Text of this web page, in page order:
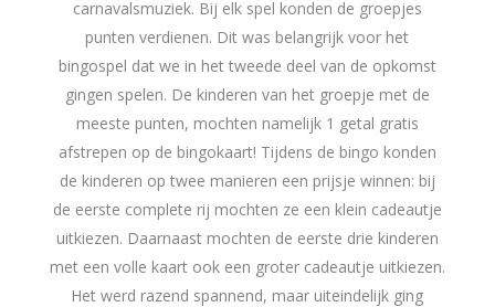
carnavalsmuziek. Bij elk spel konden de groepjes
punten verdienen. Dit was belangrijk voor het
bingospel dat we in het tweede deel van de opkomst
gingen spelen. De kinderen van het groepje met de
meeste punten, mochten namelijk 1 getal gratis
afstrepen op de bingokaart! Tijdens de bingo konden
de kinderen op twee manieren een prijsje winnen: bij
de eerste complete rij mochten ze een klein cadeautje
uitkiezen. Daarnaast mochten de eerste drie kinderen
met een volle kaart ook een groter cadeautje uitkiezen.
Het werd razend spannend, maar uiteindelijk ging